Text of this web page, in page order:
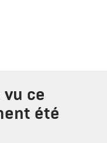
ce
été